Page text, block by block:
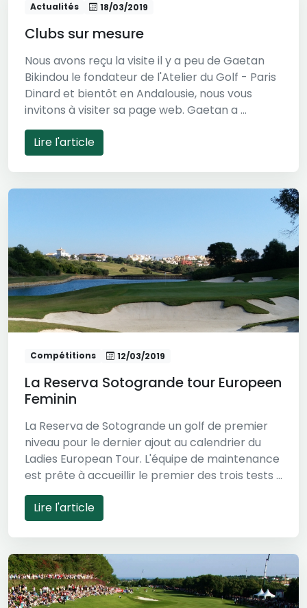
Actualités 18/03/2019
Clubs sur mesure
Nous avons reçu la visite il y a peu de Gaetan
Bikindou le fondateur de l'Atelier du Golf - Paris
Dinard et bientôt en Andalousie, nous vous
invitons à visiter sa page web. Gaetan a ...
Lire l'article
Compétitions 12/03/2019
La Reserva Sotogrande tour Europeen
Feminin
La Reserva de Sotogrande un golf de premier
niveau pour le dernier ajout au calendrier du
Ladies European Tour. L'équipe de maintenance
est prête à accueillir le premier des trois tests ...
Lire l'article